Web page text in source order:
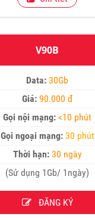
V90B
Data: 30Gb
Giá:90.000 đ
Gọi nội mạng: <10 phút
Gọi ngoại mạng: 30 phút
Thời hạn:30 ngày
(Sử dụng 1Gb/ 1ngày)
ĐĂNG KÝ